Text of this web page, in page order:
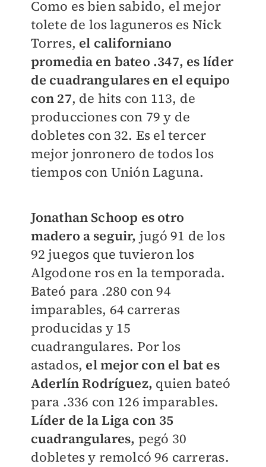
Como es bien sabido, el mejor
tolete de los laguneros es Nick
Torres, el californiano
promedia en bateo .347, es líder
de cuadrangularesen el equipo
con 27, de hits con 113, de
producciones con 79 y de
dobletes con 32. Es el tercer
mejor jonronero de todos los
tiempos con Unión Laguna.
Jonathan Schoop es otro
madero a seguir, jugó 91 de los
92 juegos que tuvieron los
Algodone ros en la temporada.
Bateó para .280 con 94
imparables, 64 carreras
producidas y 15
cuadrangulares. Por los
astados, el mejor con el bat es
Aderlín Rodríguez, quien bateó
para .336 con 126 imparables.
Líder de la Liga con 35
cuadrangulares, pegó 30
dobletes y remolcó 96 carreras.